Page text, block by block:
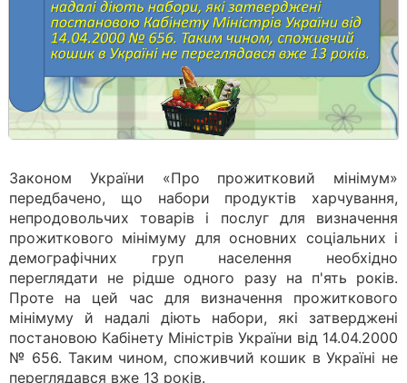
Законом України «Про прожитковий мінімум»
передбачено, що набори продуктів харчування,
непродовольчих товарів і послуг для визначення
прожиткового мінімуму для основних соціальних і
демографічних груп населення необхідно
переглядати не рідше одного разу на п'ять років.
Проте на цей час для визначення прожиткового
мінімуму й надалі діють набори, які затверджені
постановою Кабінету Міністрів України від 14.04.2000
№ 656. Таким чином, споживчий кошик в Україні не
переглядався вже 13 років.